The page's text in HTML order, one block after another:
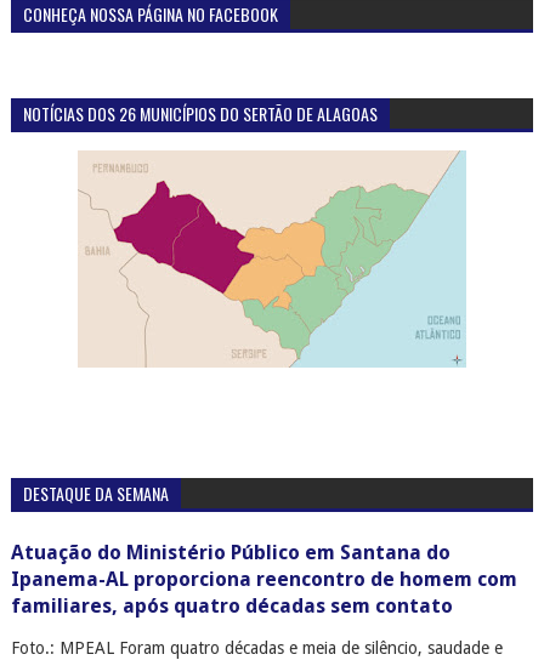
CONHEÇA NOSSA PÁGINA NO FACEBOOK
NOTÍCIAS DOS 26 MUNICÍPIOS DO SERTÃO DE ALAGOAS
DESTAQUE DA SEMANA
Atuação do Ministério Público em Santana do
Ipanema-AL proporciona reencontro de homem com
familiares, após quatro décadas sem contato
Foto.: MPEAL Foram quatro décadas e meia de silêncio, saudade e